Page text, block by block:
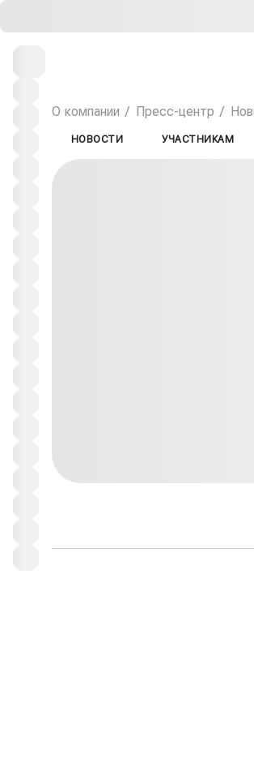
О компании Пресс-центр
НОВОСТИ УЧАСТНИКАМ